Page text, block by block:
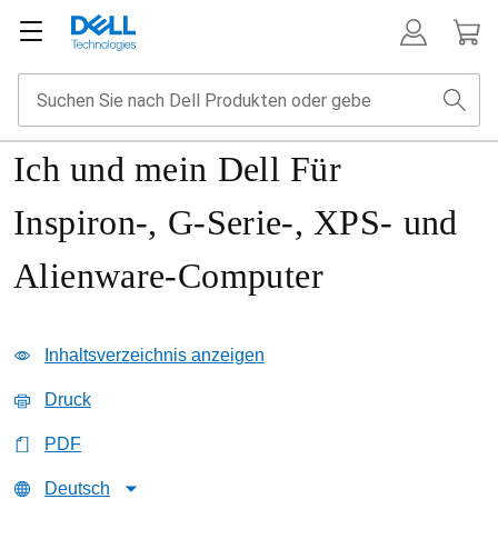
Ich und mein Dell Für
Inspiron-, G-Serie-, XPS- und
Alienware-Computer
Inhaltsverzeichnis anzeigen
Druck
PDF
Deutsch